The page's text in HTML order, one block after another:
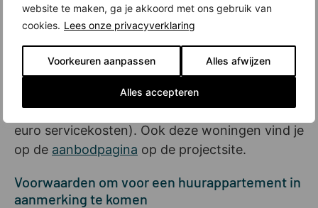
website te maken, ga je akkoord met ons gebruik van
cookies. Lees onze privacyverklaring
Voorkeuren aanpassen Alles afwijzen
Alles accepteren
december in verhuur gingen, zijn er nog enkele
beschikbaar. Het gaat om twee- en
driekamerappartementen met
woonoppervlaktes van circa 50,4 tot ongeveer
106,7 vierkante meter. De huurprijzen lopen
uiteen van 1.400 tot 2.054 euro (exclusief 80
euro servicekosten). Ook deze woningen vind je
op de aanbodpagina op de projectsite.
Voorwaarden om voor een huurappartement in
aanmerking te komen